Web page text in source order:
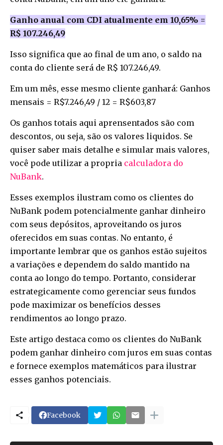
Ganho anual com CDI atualmente em 10,65% =
R$ 107.246,49
Isso significa que ao final de um ano, o saldo na
conta do cliente será de R$ 107.246,49.
Em um mês, esse mesmo cliente ganhará: Ganhos
mensais = R$7.246,49 / 12 = R$603,87
Os ganhos totais aqui aprensentados são com
descontos, ou seja, são os valores liquidos. Se
quiser saber mais detalhe e simular mais valores,
você pode utilizar a propria calculadora do
NuBank.
Esses exemplos ilustram como os clientes do
NuBank podem potencialmente ganhar dinheiro
com seus depósitos, aproveitando os juros
oferecidos em suas contas. No entanto, é
importante lembrar que os ganhos estão sujeitos
a variações e dependem do saldo mantido na
conta ao longo do tempo. Portanto, considerar
estrategicamente como gerenciar seus fundos
pode maximizar os benefícios desses
rendimentos ao longo prazo.
Este artigo destaca como os clientes do NuBank
podem ganhar dinheiro com juros em suas contas
e fornece exemplos matemáticos para ilustrar
esses ganhos potenciais.
Facebook